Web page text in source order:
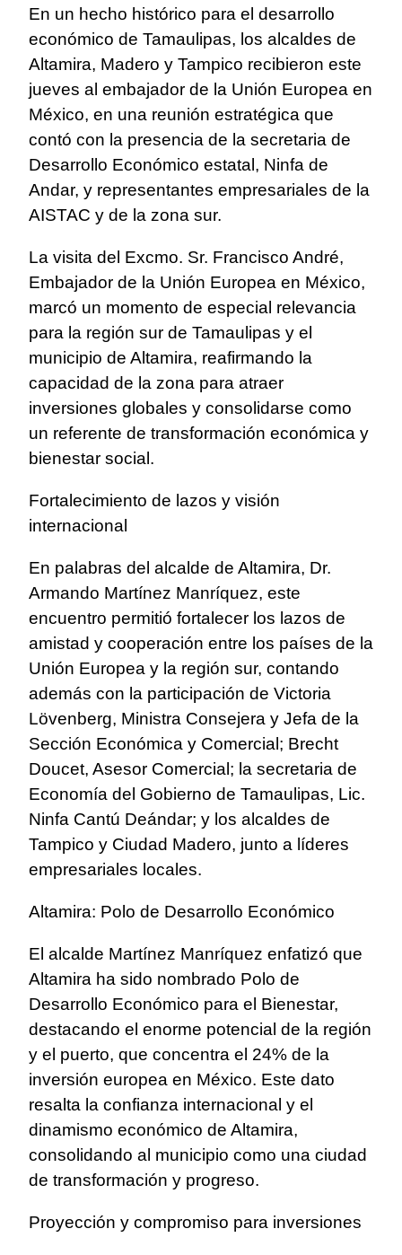
En un hecho histórico para el desarrollo
económico de Tamaulipas, los alcaldes de
Altamira, Madero y Tampico recibieron este
jueves al embajador de la Unión Europea en
México, en una reunión estratégica que
contó con la presencia de la secretaria de
Desarrollo Económico estatal, Ninfa de
Andar, y representantes empresariales de la
AISTAC y de la zona sur.
La visita del Excmo. Sr. Francisco André,
Embajador de la Unión Europea en México,
marcó un momento de especial relevancia
para la región sur de Tamaulipas y el
municipio de Altamira, reafirmando la
capacidad de la zona para atraer
inversiones globales y consolidarse como
un referente de transformación económica y
bienestar social.
Fortalecimiento de lazos y visión
internacional
En palabras del alcalde de Altamira, Dr.
Armando Martínez Manríquez, este
encuentro permitió fortalecer los lazos de
amistad y cooperación entre los países de la
Unión Europea y la región sur, contando
además con la participación de Victoria
Lövenberg, Ministra Consejera y Jefa de la
Sección Económica y Comercial; Brecht
Doucet, Asesor Comercial; la secretaria de
Economía del Gobierno de Tamaulipas, Lic.
Ninfa Cantú Deándar; y los alcaldes de
Tampico y Ciudad Madero, junto a líderes
empresariales locales.
Altamira: Polo de Desarrollo Económico
El alcalde Martínez Manríquez enfatizó que
Altamira ha sido nombrado Polo de
Desarrollo Económico para el Bienestar,
destacando el enorme potencial de la región
y el puerto, que concentra el 24% de la
inversión europea en México. Este dato
resalta la confianza internacional y el
dinamismo económico de Altamira,
consolidando al municipio como una ciudad
de transformación y progreso.
Proyección y compromiso para inversiones